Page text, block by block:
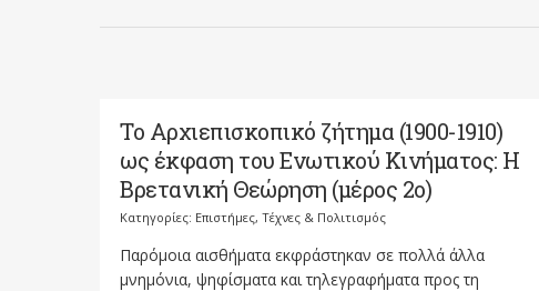
Το Αρχιεπισκοπικό ζήτημα (1900-1910)
ως έκφαση του Ενωτικού Κινήματος: Η
Κατηγορίες: Επιστήμες, Τέχνες & Πολιτισμός
Παρόμοια αισθήματα εκφράστηκαν σε πολλά άλλα
μνημόνια, ψηφίσματα και τηλεγραφήματα προς τη